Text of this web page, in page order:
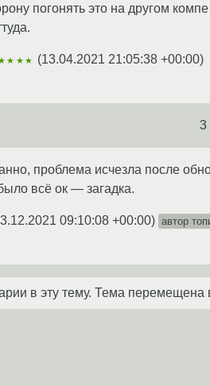
погонять это на другом
(13.04.2021 21:05:38 +00:00)
3
проблема исчезла после
всё ок — загадка.
09:10:08 +00:00) автор
в эту тему. Тема перемещена